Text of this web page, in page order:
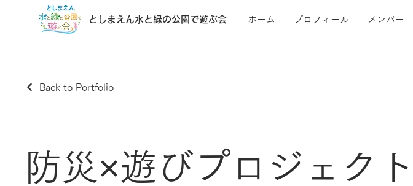
としまえん水と緑の公園で遊ぶ会 ホーム プロフィール メンバー
Back to Portfolio
防災×遊びプロジェクト